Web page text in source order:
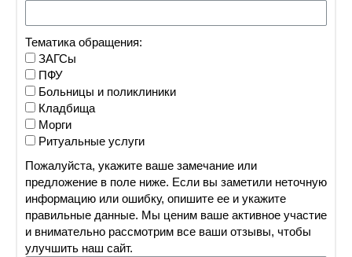
Тематика обращения:
ЗАГСы
ПФУ
Больницы и поликлиники
Кладбища
Морги
Ритуальные услуги
Пожалуйста, укажите ваше замечание или
предложение в поле ниже. Если вы заметили неточную
информацию или ошибку, опишите ее и укажите
правильные данные. Мы ценим ваше активное участие
и внимательно рассмотрим все ваши отзывы, чтобы
улучшить наш сайт.